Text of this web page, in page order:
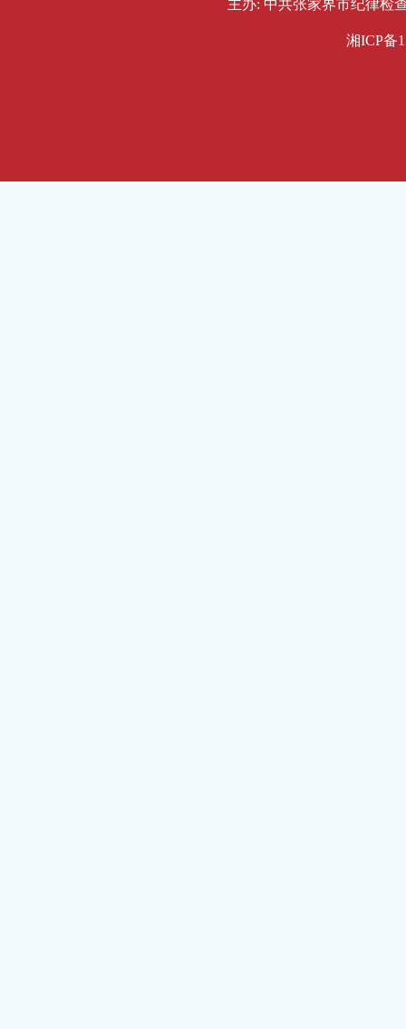
主办: 中共张家界市纪律检
湘ICP备